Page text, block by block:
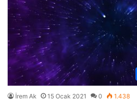
İrem Ak 15 Ocak 2021 0 1.438